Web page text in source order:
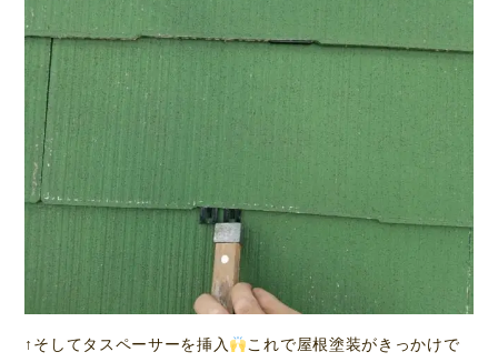
↑そしてタスペーサーを挿入
これで屋根塗装がきっかけで